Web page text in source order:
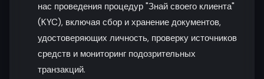
нас проведения процедур "Знай своего клиента"
(KYC), включая сбор и хранение документов,
удостоверяющих личность, проверку источников
средств и мониторинг подозрительных
транзакций.